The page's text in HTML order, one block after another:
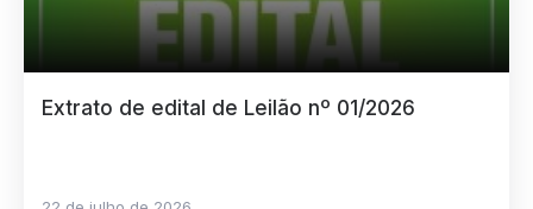
Extrato de edital de Leilão nº 01/2026